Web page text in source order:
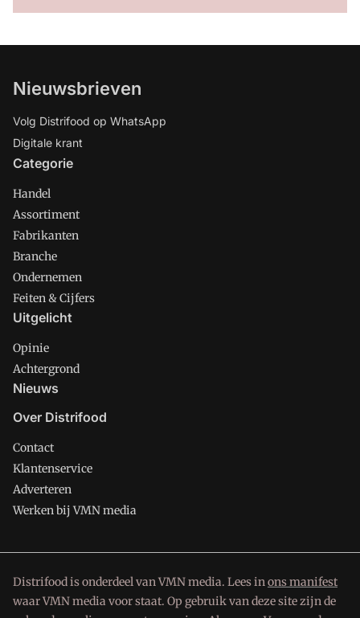
Nieuwsbrieven
Volg Distrifood op WhatsApp
Digitale krant
Categorie
Handel
Assortiment
Fabrikanten
Branche
Ondernemen
Feiten & Cijfers
Uitgelicht
Opinie
Achtergrond
Nieuws
Over Distrifood
Contact
Klantenservice
Adverteren
Werken bij VMN media
Distrifood is onderdeel van VMN media. Lees inons manifest
waar VMN media voor staat. Op gebruik van deze site zijn de